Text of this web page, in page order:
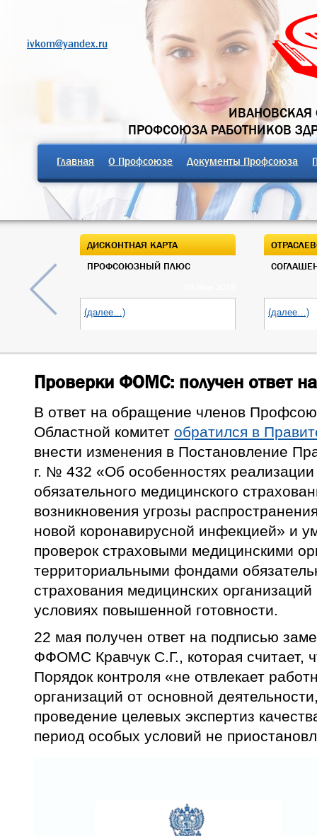
ivkom@yandex.ru
ИВАНОВСКАЯ
ПРОФСОЮЗА РАБОТНИКОВ
Главная О Профсоюзе Документы Профсоюза
ДИСКОНТНАЯ КАРТА
ПРОФСОЮЗНЫЙ ПЛЮС
(далее…) (далее…)
Проверки ФОМС: получен ответ
В ответ на обращение членов
Областной комитет обратился в
внести изменения в Постановление
г. № 432 «Об особенностях
обязательного медицинского
возникновения угрозы
новой коронавирусной инфекцией» и
проверок страховыми медицинскими
территориальными фондами
страхования медицинских
условиях повышенной готовности.
22 мая получен ответ на подписью
ФФОМС Кравчук С.Г., которая считает,
Порядок контроля «не отвлекает
организаций от основной
проведение целевых экспертиз
период особых условий не